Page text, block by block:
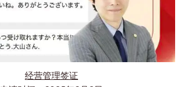
经营管理签证